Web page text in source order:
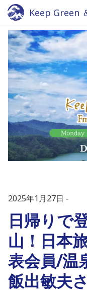
Keep Green
2025年1月27日
日帰りで
山！日本
表会員/温
飯出敏夫